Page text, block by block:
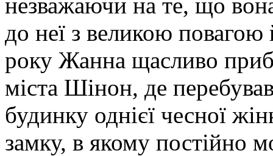
до неї з великою
року Жанна щасливо
міста Шінон, де
будинку однієї чесної
замку, в якому постійно